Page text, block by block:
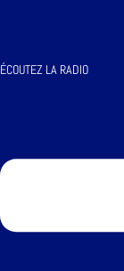
ÉCOUTEZ LA RADIO